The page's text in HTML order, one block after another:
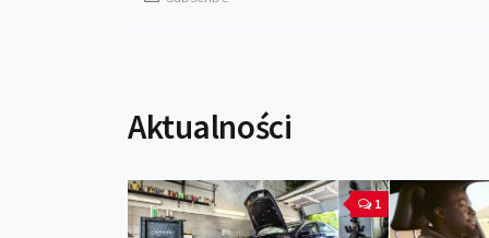
Aktualności
1